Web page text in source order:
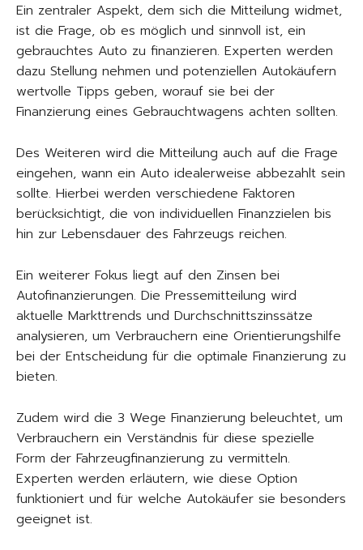
Ein zentraler Aspekt, dem sich die Mitteilung widmet,
ist die Frage, ob es möglich und sinnvoll ist, ein
gebrauchtes Auto zu finanzieren. Experten werden
dazu Stellung nehmen und potenziellen Autokäufern
wertvolle Tipps geben, worauf sie bei der
Finanzierung eines Gebrauchtwagens achten sollten.
Des Weiteren wird die Mitteilung auch auf die Frage
eingehen, wann ein Auto idealerweise abbezahlt sein
sollte. Hierbei werden verschiedene Faktoren
berücksichtigt, die von individuellen Finanzzielen bis
hin zur Lebensdauer des Fahrzeugs reichen.
Ein weiterer Fokus liegt auf den Zinsen bei
Autofinanzierungen. Die Pressemitteilung wird
aktuelle Markttrends und Durchschnittszinssätze
analysieren, um Verbrauchern eine Orientierungshilfe
bei der Entscheidung für die optimale Finanzierung zu
bieten.
Zudem wird die 3 Wege Finanzierung beleuchtet, um
Verbrauchern ein Verständnis für diese spezielle
Form der Fahrzeugfinanzierung zu vermitteln.
Experten werden erläutern, wie diese Option
funktioniert und für welche Autokäufer sie besonders
geeignet ist.